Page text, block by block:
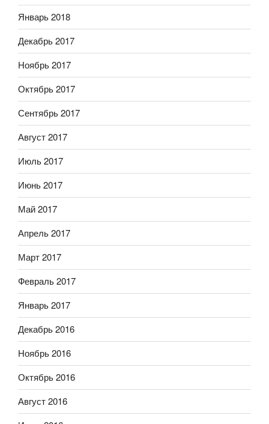
Январь 2018
Декабрь 2017
Ноябрь 2017
Октябрь 2017
Сентябрь 2017
Август 2017
Июль 2017
Июнь 2017
Май 2017
Апрель 2017
Март 2017
Февраль 2017
Январь 2017
Декабрь 2016
Ноябрь 2016
Октябрь 2016
Август 2016